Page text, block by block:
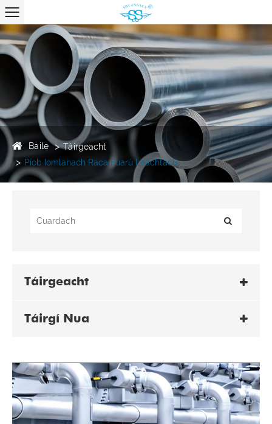
Baile
Táirgeacht
Píob Iomlanach Raca Fuarú Leachtach
Táirgeacht
Táirgí Nua